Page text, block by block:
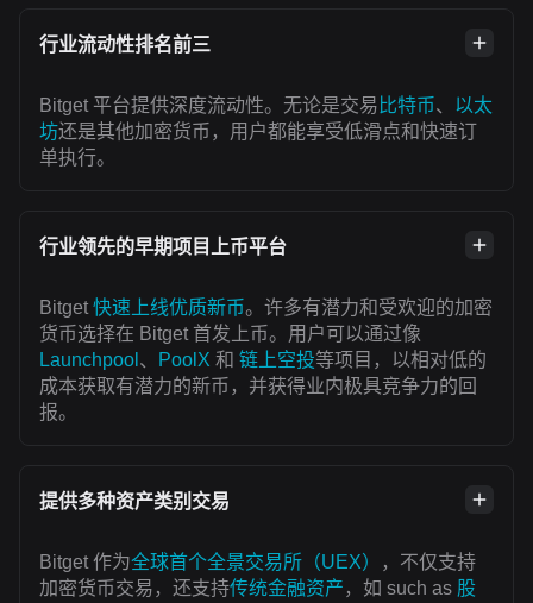
行业流动性排名前三
Bitget 平台提供深度流动性。无论是交易 比特币、 以太
坊还是其他加密货币，用户都能享受低滑点和快速订
单执行。
行业领先的早期项目上币平台
Bitget 快速上线优质新币。许多有潜力和受欢迎的加密
货币选择在 Bitget 首发上币。用户可以通过像
Launchpool 、 PoolX 和 链上空投等项目，以相对低的
成本获取有潜力的新币，并获得业内极具竞争力的回
报。
提供多种资产类别交易
Bitget 作为全球首个全景交易所（UEX）
，不仅支持
加密货币交易，还支持传统金融资产 ，如 such as 股